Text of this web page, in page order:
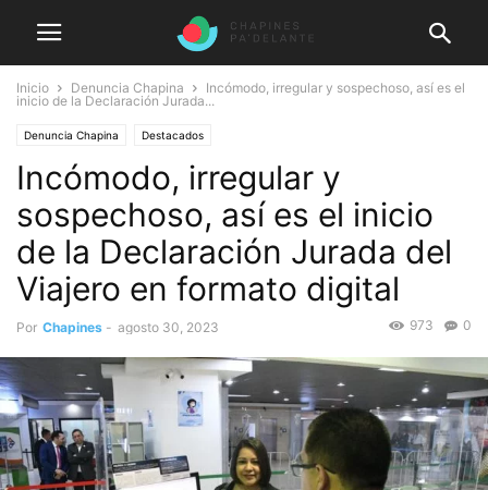
Inicio Denuncia Chapina
Incómodo, irregular y sospechoso, así es el
inicio de la Declaración Jurada...
Denuncia Chapina Destacados
Incómodo, irregular y
sospechoso, así es el inicio
de la Declaración Jurada del
Viajero en formato digital
Por Chapines - agosto 30, 2023 0
973